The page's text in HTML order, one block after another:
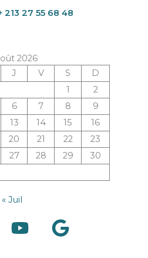
213 27 55 68 48
2026
J V S
D
1
2
6 7 8
9
13 14 15
16
20 21 22
23
27 28 29
30
« Juil